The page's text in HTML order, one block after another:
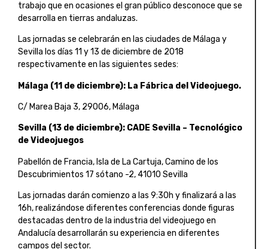
trabajo que en ocasiones el gran público desconoce que se
desarrolla en tierras andaluzas.
Las jornadas se celebrarán en las ciudades de Málaga y
Sevilla los días 11 y 13 de diciembre de 2018
respectivamente en las siguientes sedes:
Málaga (11 de diciembre): La Fábrica del Videojuego.
C/ Marea Baja 3, 29006, Málaga
Sevilla (13 de diciembre): CADE Sevilla – Tecnológico
de Videojuegos
Pabellón de Francia, Isla de La Cartuja, Camino de los
Descubrimientos 17 sótano -2, 41010 Sevilla
Las jornadas darán comienzo a las 9:30h y finalizará a las
16h, realizándose diferentes conferencias donde figuras
destacadas dentro de la industria del videojuego en
Andalucía desarrollarán su experiencia en diferentes
campos del sector.